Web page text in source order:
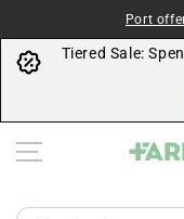
contenu
Port
Tiered Sale: